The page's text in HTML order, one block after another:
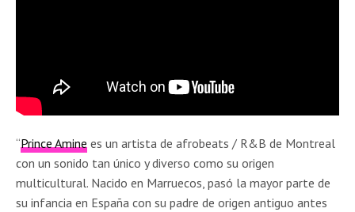
“Prince Amine es un artista de afrobeats / R&B de Montreal
con un sonido tan único y diverso como su origen
multicultural. Nacido en Marruecos, pasó la mayor parte de
su infancia en España con su padre de origen antiguo antes